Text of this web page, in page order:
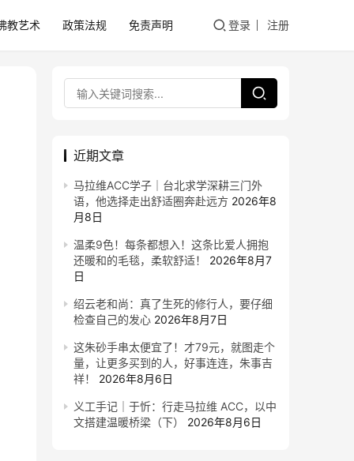
教艺术 政策法规 免责声明 登录 注册
近期文章
马拉维ACC学子｜台北求学深耕三门外
语，他选择走出舒适圈奔赴远方 2026年8
月8日
温柔9色！每条都想入！这条比爱人拥抱
还暖和的毛毯，柔软舒适！
2026年8月7
日
绍云老和尚：真了生死的修行人，要仔细
检查自己的发心 2026年8月7日
这朱砂手串太便宜了！才79元，就图走个
量，让更多买到的人，好事连连，朱事吉
祥！
2026年8月6日
义工手记｜于忻：行走马拉维 ACC，以中
文搭建温暖桥梁（下）
2026年8月6日